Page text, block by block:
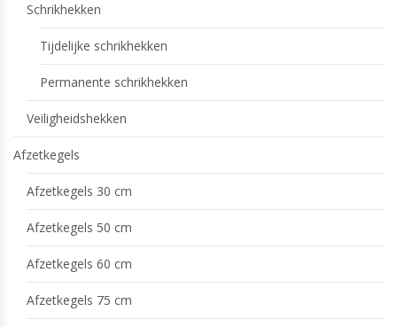
Schrikhekken
Tijdelijke schrikhekken
Permanente schrikhekken
Veiligheidshekken
Afzetkegels
Afzetkegels 30 cm
Afzetkegels 50 cm
Afzetkegels 60 cm
Afzetkegels 75 cm